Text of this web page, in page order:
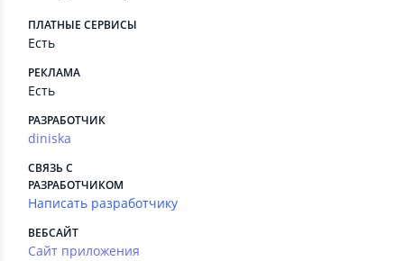
ПЛАТНЫЕ СЕРВИСЫ
Есть
РЕКЛАМА
Есть
РАЗРАБОТЧИК
diniska
СВЯЗЬ С
РАЗРАБОТЧИКОМ
Написать разработчику
ВЕБСАЙТ
Сайт приложения